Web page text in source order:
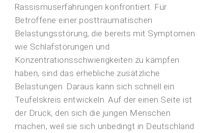
Rassismuserfahrungen konfrontiert. Für
Betroffene einer posttraumatischen
Belastungsstörung, die bereits mit Symptomen
wie Schlafstörungen und
Konzentrationsschwierigkeiten zu kämpfen
haben, sind das erhebliche zusätzliche
Belastungen. Daraus kann sich schnell ein
Teufelskreis entwickeln. Auf der einen Seite ist
der Druck, den sich die jungen Menschen
machen, weil sie sich unbedingt in Deutschland